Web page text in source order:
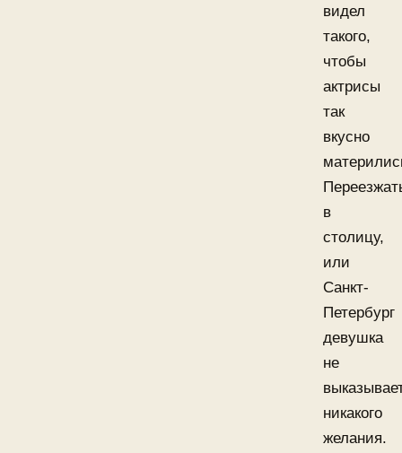
видел
такого,
чтобы
актрисы
так
вкусно
в
столицу,
или
Санкт-
Петербург
девушка
не
никакого
желания.